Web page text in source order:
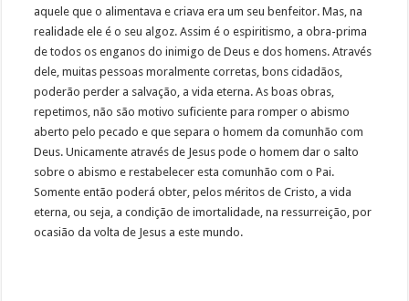
aquele que o alimentava e criava era um seu benfeitor. Mas, na
realidade ele é o seu algoz. Assim é o espiritismo, a obra-prima
de todos os enganos do inimigo de Deus e dos homens. Através
dele, muitas pessoas moralmente corretas, bons cidadãos,
poderão perder a salvação, a vida eterna. As boas obras,
repetimos, não são motivo suficiente para romper o abismo
aberto pelo pecado e que separa o homem da comunhão com
Deus. Unicamente através de Jesus pode o homem dar o salto
sobre o abismo e restabelecer esta comunhão com o Pai.
Somente então poderá obter, pelos méritos de Cristo, a vida
eterna, ou seja, a condição de imortalidade, na ressurreição, por
ocasião da volta de Jesus a este mundo.